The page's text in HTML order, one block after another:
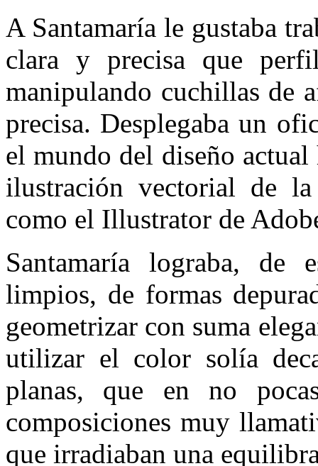
A Santamaría le gustaba
clara y precisa que
manipulando cuchillas de
precisa. Desplegaba un
el mundo del diseño
ilustración vectorial de
como el Illustrator de
Santamaría lograba, de
limpios, de formas
geometrizar con suma
utilizar el color solía
planas, que en no
composiciones muy
que irradiaban una